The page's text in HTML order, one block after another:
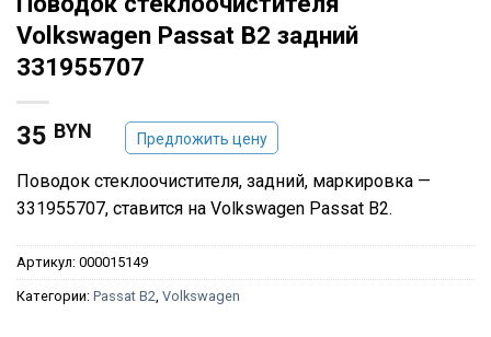
Volkswagen Passat B2 задний
331955707
35 BYN Предложить цену
Поводок стеклоочистителя, задний, маркировка —
331955707, ставится на Volkswagen Passat B2.
Артикул: 000015149
Категории: Passat B2 Volkswagen